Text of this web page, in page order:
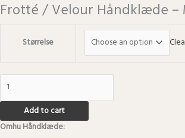
Frotté / Velour Håndklæde –
Størrelse
Add to cart
Omhu Håndklæde: